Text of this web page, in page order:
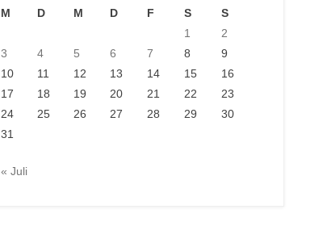
M
D M D F S
S
1
2
3
4 5 6 7 8
9
10
11 12 13 14 15
16
17
18 19 20 21 22
23
24
25 26 27 28 29
30
31
« Juli